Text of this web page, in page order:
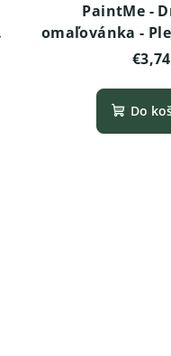
PaintMe -
omaľovánka -
€3,74
Do